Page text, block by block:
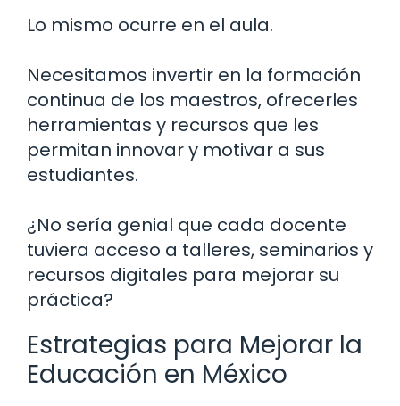
Lo mismo ocurre en el aula.
Necesitamos invertir en la formación
continua de los maestros, ofrecerles
herramientas y recursos que les
permitan innovar y motivar a sus
estudiantes.
¿No sería genial que cada docente
tuviera acceso a talleres, seminarios y
recursos digitales para mejorar su
práctica?
Estrategias para Mejorar la
Educación en México